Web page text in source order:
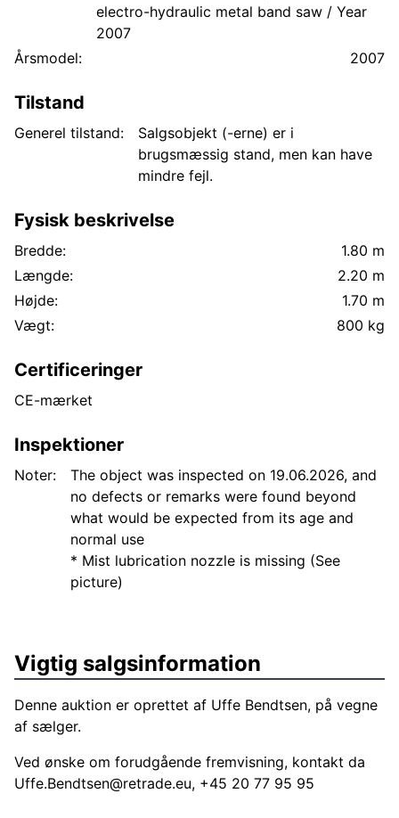
electro-hydraulic metal band saw / Year
2007
Årsmodel:
2007
Tilstand
Generel tilstand:
Salgsobjekt (-erne) er i
brugsmæssig stand, men kan have
mindre fejl.
Fysisk beskrivelse
Bredde:
1.80 m
Længde:
2.20 m
Højde:
1.70 m
Vægt:
800 kg
Certificeringer
CE-mærket
Inspektioner
Noter:
The object was inspected on 19.06.2026, and
no defects or remarks were found beyond
what would be expected from its age and
normal use
* Mist lubrication nozzle is missing (See
picture)
Vigtig salgsinformation
Denne auktion er oprettet af Uffe Bendtsen, på vegne
af sælger.
Ved ønske om forudgående fremvisning, kontakt da
Uffe.Bendtsen@retrade.eu, +45 20 77 95 95